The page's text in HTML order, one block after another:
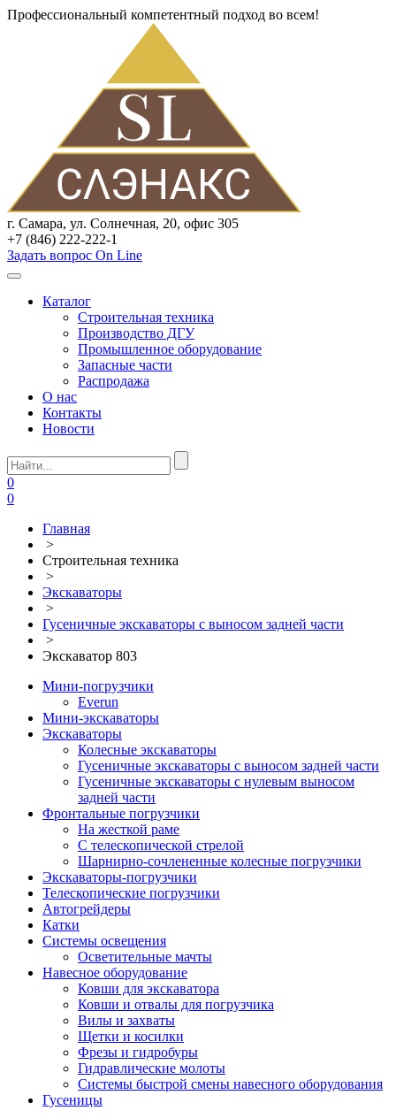
Профессиональный компетентный подход во всем!
г. Самара, ул. Солнечная, 20, офис 305
+7 (846) 222-222-1
Задать вопрос On Line
Каталог
Строительная техника
Производство ДГУ
Промышленное оборудование
Запасные части
Распродажа
О нас
Контакты
Новости
0
0
Главная
>
Строительная техника
>
Экскаваторы
>
Гусеничные экскаваторы с выносом задней части
>
Экскаватор 803
Мини-погрузчики
Everun
Мини-экскаваторы
Экскаваторы
Колесные экскаваторы
Гусеничные экскаваторы с выносом задней части
Гусеничные экскаваторы с нулевым выносом
задней части
Фронтальные погрузчики
На жесткой раме
С телескопической стрелой
Шарнирно-сочлененные колесные погрузчики
Экскаваторы-погрузчики
Телескопические погрузчики
Автогрейдеры
Катки
Системы освещения
Осветительные мачты
Навесное оборудование
Ковши для экскаватора
Ковши и отвалы для погрузчика
Вилы и захваты
Щетки и косилки
Фрезы и гидробуры
Гидравлические молоты
Системы быстрой смены навесного оборудования
Гусеницы